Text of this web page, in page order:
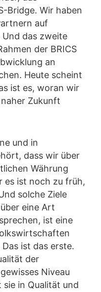
Bridge. Wir haben
auf
das zweite
der BRICS
an
Heute scheint
ist es, woran wir
Zukunft
und in
dass wir über
Währung
es ist noch zu früh,
solche Ziele
eine Art
ist eine
ist das erste.
der
Niveau
in Qualität und